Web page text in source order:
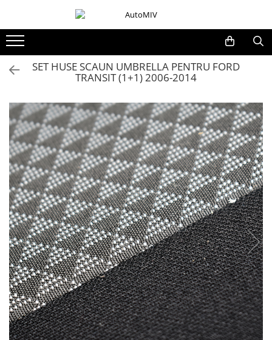
Oferta Saptamanii
Bloc Lumini
Butoane Reglare Oglinzi
Seturi Butoane
Butoane Blocare/Deblocare
Buton Frana
Buton Clapeta Rezervor
Buton Portbagaj
Alte Butoane/Comutatoare
Butoane Semnalizare
Schimbatoare Viteze
Accesorii Auto
Accesorii Auto Exterior
Husa Auto / Prelata Auto
SET HUSE SCAUN UMBRELLA PENTRU FORD
TRANSIT (1+1) 2006-2014